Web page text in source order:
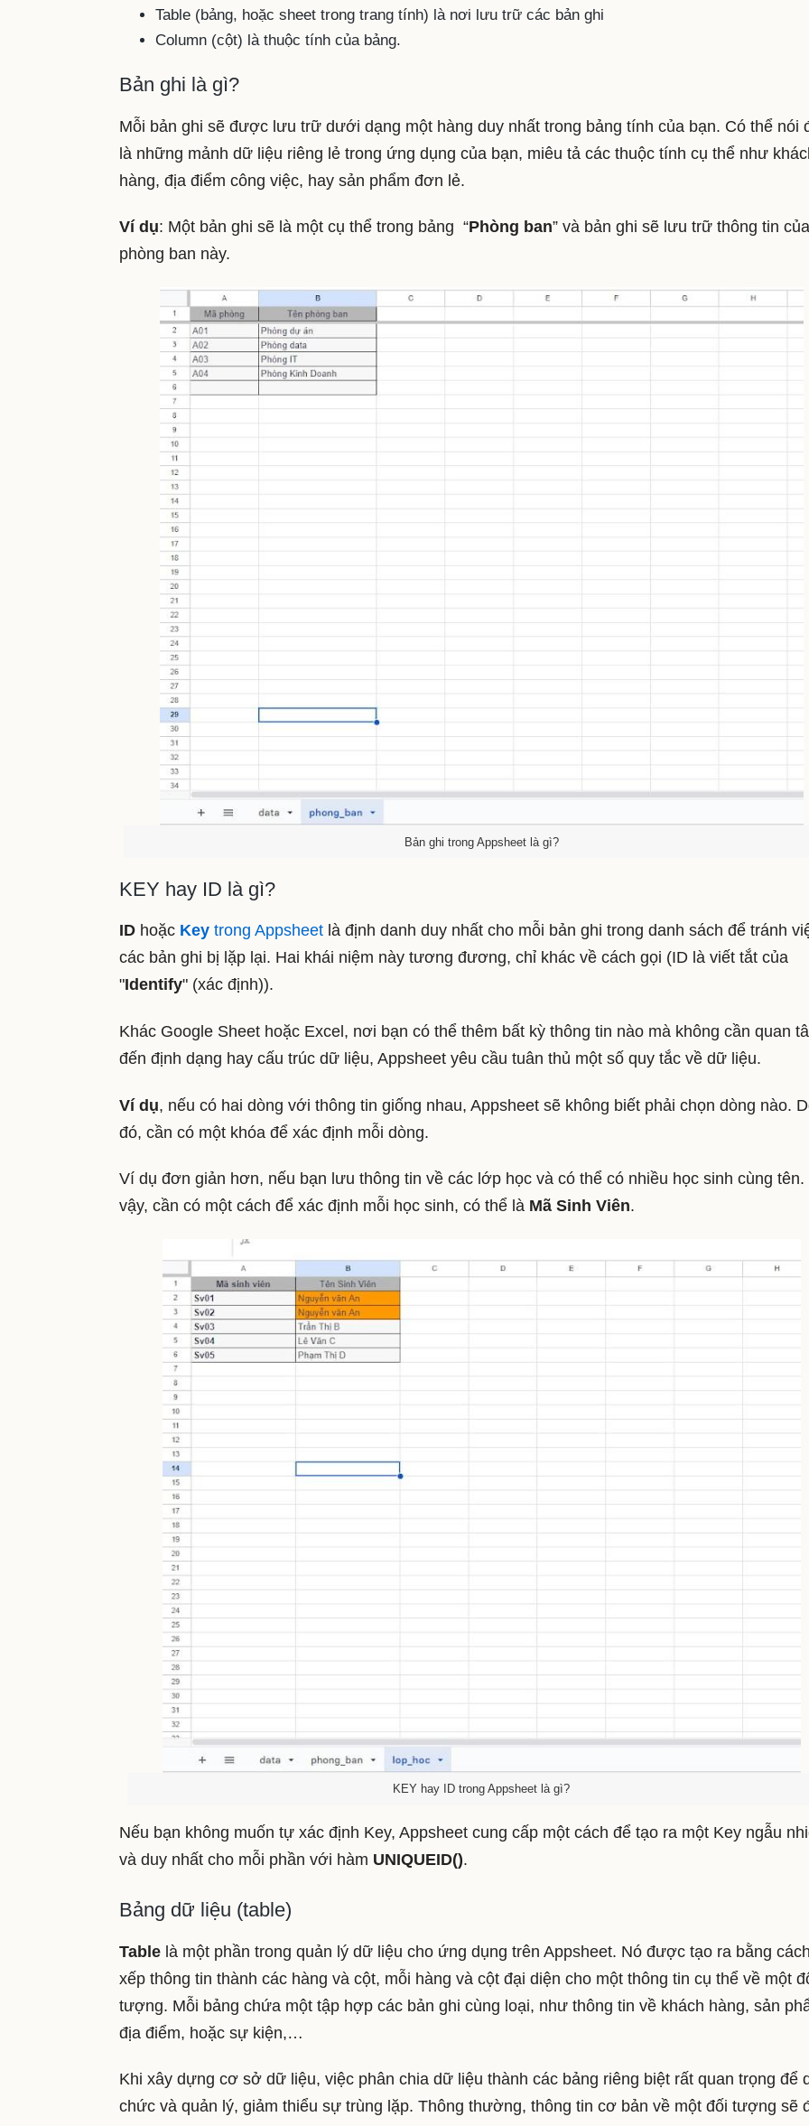
Table (bảng, hoặc sheet trong trang tính) là nơi lưu trữ các bản ghi
Column (cột) là thuộc tính của bảng.
Bản ghi là gì?
Mỗi bản ghi sẽ được lưu trữ dưới dạng một hàng duy nhất trong bảng tính của bạn. Có thể nói
là những mảnh dữ liệu riêng lẻ trong ứng dụng của bạn, miêu tả các thuộc tính cụ thể như
hàng, địa điểm công việc, hay sản phẩm đơn lẻ.
Ví dụ: Một bản ghi sẽ là một cụ thể trong bảng “Phòng ban” và bản ghi sẽ lưu trữ thông tin của
phòng ban này.
Bản ghi trong Appsheet là gì?
KEY hay ID là gì?
ID hoặc Key trong Appsheet là định danh duy nhất cho mỗi bản ghi trong danh sách để tránh
các bản ghi bị lặp lại. Hai khái niệm này tương đương, chỉ khác về cách gọi (ID là viết tắt của
"Identify" (xác định)).
Khác Google Sheet hoặc Excel, nơi bạn có thể thêm bất kỳ thông tin nào mà không cần quan
đến định dạng hay cấu trúc dữ liệu, Appsheet yêu cầu tuân thủ một số quy tắc về dữ liệu.
Ví dụ, nếu có hai dòng với thông tin giống nhau, Appsheet sẽ không biết phải chọn dòng nào.
đó, cần có một khóa để xác định mỗi dòng.
Ví dụ đơn giản hơn, nếu bạn lưu thông tin về các lớp học và có thể có nhiều học sinh cùng tên.
vậy, cần có một cách để xác định mỗi học sinh, có thể là Mã Sinh Viên.
KEY hay ID trong Appsheet là gì?
Nếu bạn không muốn tự xác định Key, Appsheet cung cấp một cách để tạo ra một Key ngẫu
và duy nhất cho mỗi phần với hàm UNIQUEID().
Bảng dữ liệu (table)
Table là một phần trong quản lý dữ liệu cho ứng dụng trên Appsheet. Nó được tạo ra bằng
xếp thông tin thành các hàng và cột, mỗi hàng và cột đại diện cho một thông tin cụ thể về một
tượng. Mỗi bảng chứa một tập hợp các bản ghi cùng loại, như thông tin về khách hàng, sản
địa điểm, hoặc sự kiện,…
Khi xây dựng cơ sở dữ liệu, việc phân chia dữ liệu thành các bảng riêng biệt rất quan trọng để
chức và quản lý, giảm thiểu sự trùng lặp. Thông thường, thông tin cơ bản về một đối tượng sẽ